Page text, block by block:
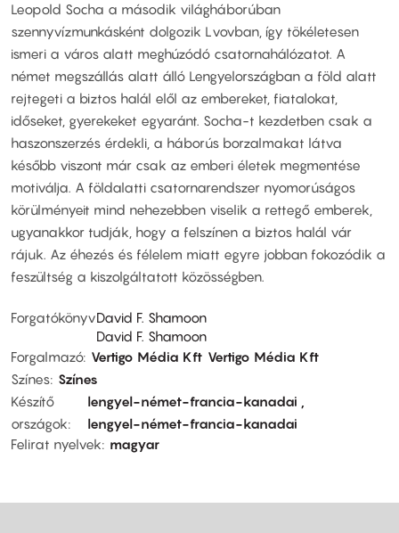
Leopold Socha a második világháborúban
szennyvízmunkásként dolgozik Lvovban, így tökéletesen
ismeri a város alatt meghúzódó csatornahálózatot. A
német megszállás alatt álló Lengyelországban a föld alatt
rejtegeti a biztos halál elől az embereket, fiatalokat,
időseket, gyerekeket egyaránt. Socha-t kezdetben csak a
haszonszerzés érdekli, a háborús borzalmakat látva
később viszont már csak az emberi életek megmentése
motiválja. A földalatti csatornarendszer nyomorúságos
körülményeit mind nehezebben viselik a rettegő emberek,
ugyanakkor tudják, hogy a felszínen a biztos halál vár
rájuk. Az éhezés és félelem miatt egyre jobban fokozódik a
feszültség a kiszolgáltatott közösségben.
ForgatókönyvDavid F. Shamoon
David F. Shamoon
Forgalmazó Vertigo Média Kft Vertigo Média Kft
Színes Színes
Készítő
országok
lengyel-német-francia-kanadai
lengyel-német-francia-kanadai
Felirat nyelvek
magyar